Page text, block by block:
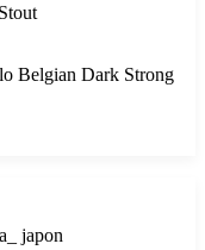
Belgian Dark Strong